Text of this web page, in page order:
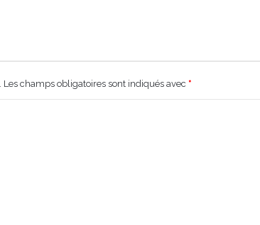
Les champs obligatoires sont indiqués avec *